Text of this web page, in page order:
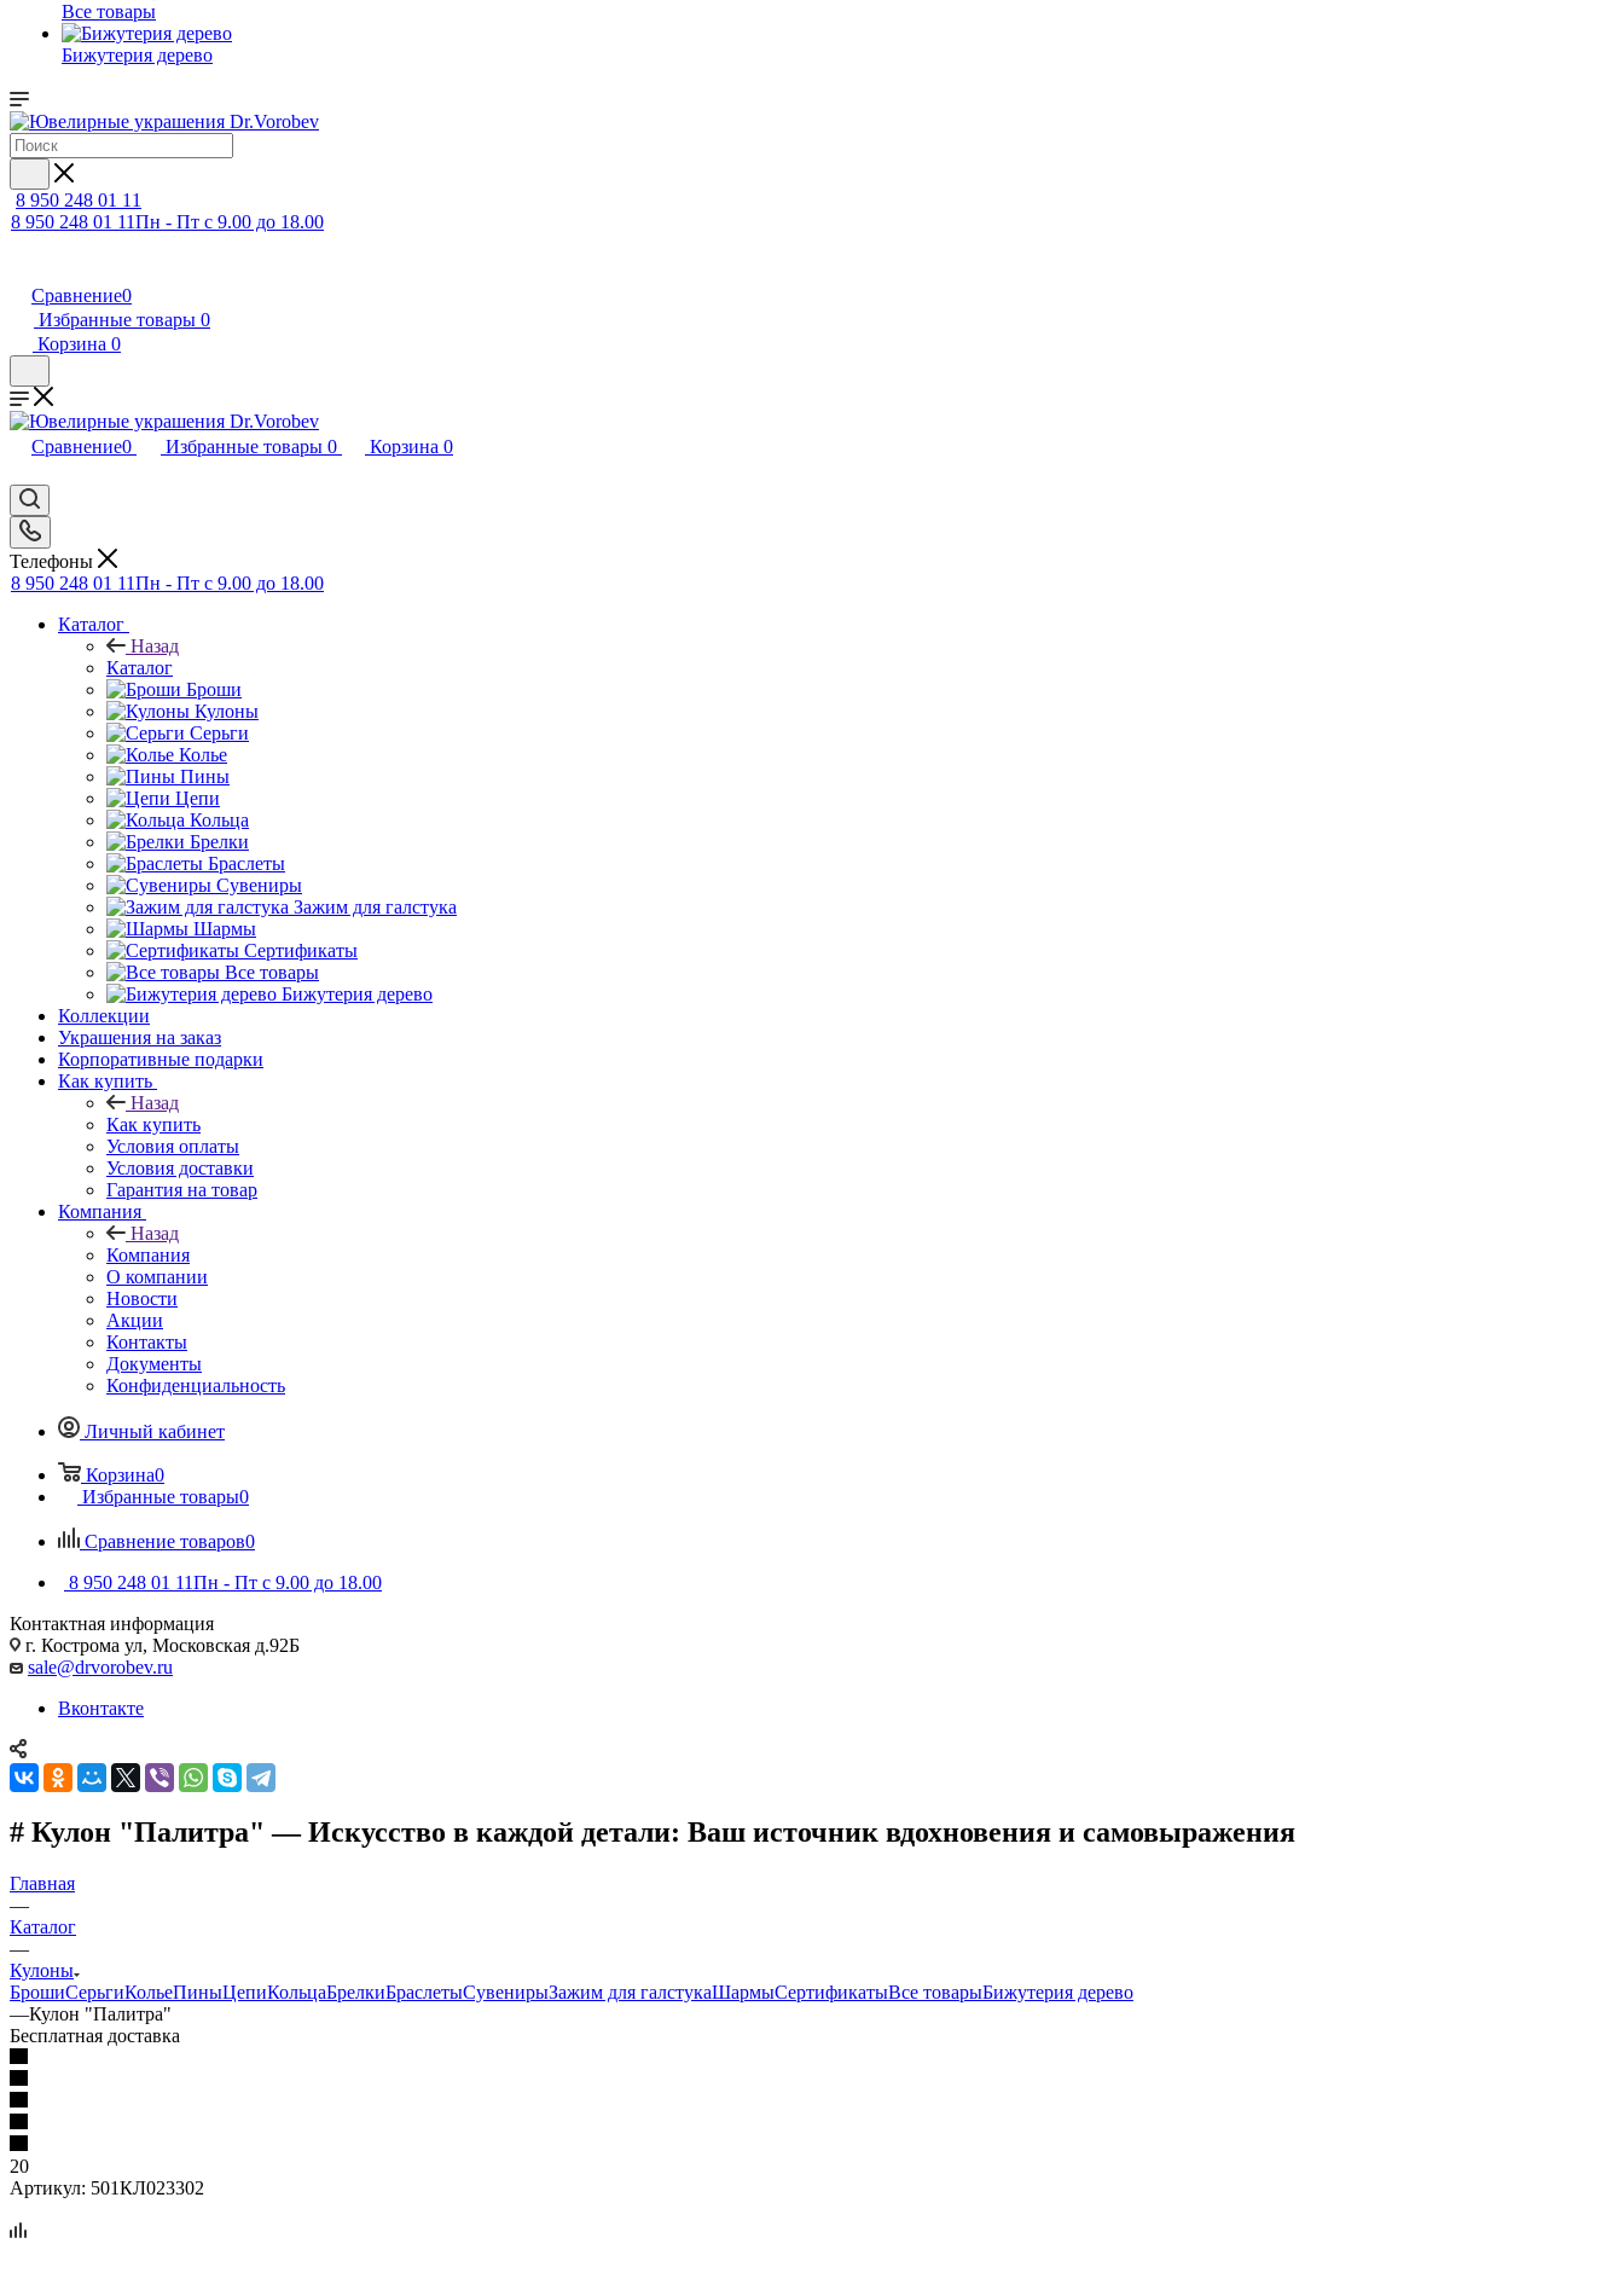
Все товары
Бижутерия дерево
8 950 248 01 11
8 950 248 01 11Пн - Пт с 9.00 до 18.00
Сравнение0
Избранные товары 0
Корзина 0
Сравнение0 Избранные товары 0 Корзина 0
Телефоны
8 950 248 01 11Пн - Пт с 9.00 до 18.00
Каталог
Назад
Каталог
Броши
Кулоны
Серьги
Колье
Пины
Цепи
Кольца
Брелки
Браслеты
Сувениры
Зажим для галстука
Шармы
Сертификаты
Все товары
Бижутерия дерево
Коллекции
Украшения на заказ
Корпоративные подарки
Как купить
Назад
Как купить
Условия оплаты
Условия доставки
Гарантия на товар
Компания
Назад
Компания
О компании
Новости
Акции
Контакты
Документы
Конфиденциальность
Личный кабинет
Корзина0
Избранные товары0
Сравнение товаров0
8 950 248 01 11Пн - Пт с 9.00 до 18.00
Контактная информация
г. Кострома ул, Московская д.92Б
sale@drvorobev.ru
Вконтакте
# Кулон "Палитра" — Искусство в каждой детали: Ваш источник вдохновения и самовыражения
Главная
—
Каталог
—
Кулоны
БрошиСерьгиКольеПиныЦепиКольцаБрелкиБраслетыСувенирыЗажим для галстукаШармыСертификатыВсе товарыБижутерия дерево
—Кулон "Палитра"
Бесплатная доставка
20
Артикул: 501КЛ023302